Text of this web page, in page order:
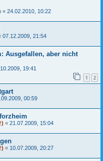
« 24.02.2010, 10:22
07.12.2009, 21:54
Ausgefallen, aber nicht
19:41
1 2
00:59
« 21.07.2009, 15:04
« 10.07.2009, 20:27